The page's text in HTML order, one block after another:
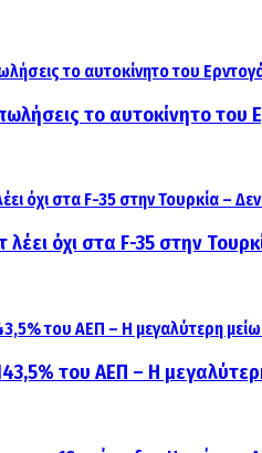
το αυτοκίνητο
λέει όχι στα F-35 στην
του ΑΕΠ – Η